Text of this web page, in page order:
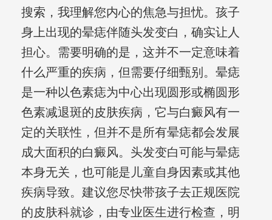
搜索，我理解您内心的焦急与担忧。孩子
身上出现的晕痣伴随头发变白，确实让人
担心。需要明确的是，这并不一定意味着
什么严重的疾病，但需要仔细甄别。晕痣
是一种以色素痣为中心出现圆形或椭圆形
色素减退斑的皮肤疾病，它与白癜风有一
定的关联性，但并不是所有晕痣都会发展
成大面积的白癜风。头发变白可能与晕痣
本身无关，也可能是儿童自身因素或其他
疾病导致。建议您尽快带孩子去正规医院
的皮肤科就诊，由专业医生进行检查，明